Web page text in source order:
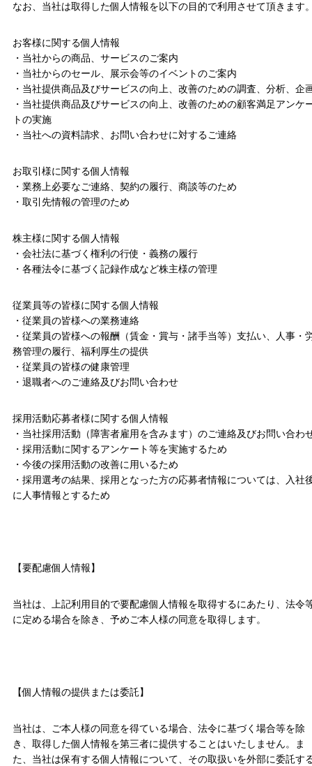
なお、当社は取得した個人情報を以下の目的で利用させて頂きます
お客様に関する個人情報
・当社からの商品、サービスのご案内
・当社からのセール、展示会等のイベントのご案内
・当社提供商品及びサービスの向上、改善のための調査、分析、企
・当社提供商品及びサービスの向上、改善のための顧客満足アンケ
トの実施
・当社への資料請求、お問い合わせに対するご連絡
お取引様に関する個人情報
・業務上必要なご連絡、契約の履行、商談等のため
・取引先情報の管理のため
株主様に関する個人情報
・会社法に基づく権利の行使・義務の履行
・各種法令に基づく記録作成など株主様の管理
従業員等の皆様に関する個人情報
・従業員の皆様への業務連絡
・従業員の皆様への報酬（賃金・賞与・諸手当等）支払い、人事・
務管理の履行、福利厚生の提供
・従業員の皆様の健康管理
・退職者へのご連絡及びお問い合わせ
採用活動応募者様に関する個人情報
・当社採用活動（障害者雇用を含みます）のご連絡及びお問い合わ
・採用活動に関するアンケート等を実施するため
・今後の採用活動の改善に用いるため
・採用選考の結果、採用となった方の応募者情報については、入社
に人事情報とするため
【要配慮個人情報】
当社は、上記利用目的で要配慮個人情報を取得するにあたり、法令
に定める場合を除き、予めご本人様の同意を取得します。
【個人情報の提供または委託】
当社は、ご本人様の同意を得ている場合、法令に基づく場合等を除
き、取得した個人情報を第三者に提供することはいたしません。ま
た、当社は保有する個人情報について、その取扱いを外部に委託す